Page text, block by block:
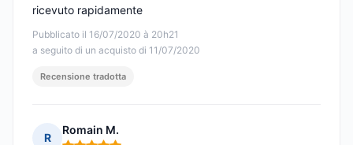
Pubblicato il 16/07/2020 à 20h21
a seguito di un acquisto di 11/07/2020
ricevuto rapidamente
Recensione tradotta
R
Romain M.